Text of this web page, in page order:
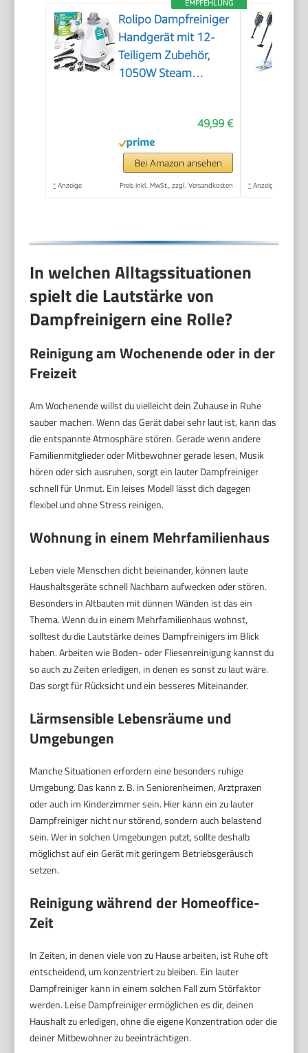
EMPFEHLUNG
Rolipo Dampfreiniger
Handgerät mit 12-
Teiligem Zubehör,
1050W Steam
Polster & Auto–100%
Chemiefrei,
Hochdruck-Dampf
gegen Schmutz Fett
49,99 €
Bei Amazon ansehen
* Anzeige Preis inkl. MwSt., zzgl. Versandkosten * Anzeige
In welchen Alltagssituationen
spielt die Lautstärke von
Dampfreinigern eine Rolle?
Reinigung am Wochenende oder in der
Freizeit
Am Wochenende willst du vielleicht dein Zuhause in Ruhe
sauber machen. Wenn das Gerät dabei sehr laut ist, kann das
die entspannte Atmosphäre stören. Gerade wenn andere
Familienmitglieder oder Mitbewohner gerade lesen, Musik
hören oder sich ausruhen, sorgt ein lauter Dampfreiniger
schnell für Unmut. Ein leises Modell lässt dich dagegen
flexibel und ohne Stress reinigen.
Wohnung in einem Mehrfamilienhaus
Leben viele Menschen dicht beieinander, können laute
Haushaltsgeräte schnell Nachbarn aufwecken oder stören.
Besonders in Altbauten mit dünnen Wänden ist das ein
Thema. Wenn du in einem Mehrfamilienhaus wohnst,
solltest du die Lautstärke deines Dampfreinigers im Blick
haben. Arbeiten wie Boden- oder Fliesenreinigung kannst du
so auch zu Zeiten erledigen, in denen es sonst zu laut wäre.
Das sorgt für Rücksicht und ein besseres Miteinander.
Lärmsensible Lebensräume und
Umgebungen
Manche Situationen erfordern eine besonders ruhige
Umgebung. Das kann z. B. in Seniorenheimen, Arztpraxen
oder auch im Kinderzimmer sein. Hier kann ein zu lauter
Dampfreiniger nicht nur störend, sondern auch belastend
sein. Wer in solchen Umgebungen putzt, sollte deshalb
möglichst auf ein Gerät mit geringem Betriebsgeräusch
setzen.
Reinigung während der Homeoffice-
Zeit
In Zeiten, in denen viele von zu Hause arbeiten, ist Ruhe oft
entscheidend, um konzentriert zu bleiben. Ein lauter
Dampfreiniger kann in einem solchen Fall zum Störfaktor
werden. Leise Dampfreiniger ermöglichen es dir, deinen
Haushalt zu erledigen, ohne die eigene Konzentration oder die
deiner Mitbewohner zu beeinträchtigen.